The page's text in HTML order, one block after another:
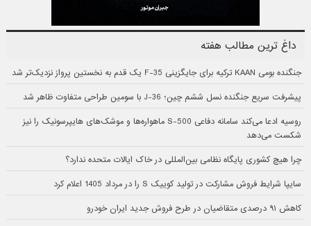
داغ ترین مطالب هفته
جنگنده بومی KAAN ترکیه برای جایگزینی F-35 یک قدم به نخستین پرواز نزدیک‌تر شد
پیشرفت سریع جنگنده نسل ششم چین؛ J-36 با سومین طراحی متفاوت ظاهر شد
روسیه ادعا می‌کند سامانه دفاعی S-500 ماهواره‌ها و موشک‌های هایپرسونیک را نیز
شکست می‌دهد
چرا هیچ کشوری پایگاه نظامی بین‌المللی در خاک ایالات متحده ندارد؟
سایپا شرایط فروش مشارکت در تولید کوییک S را در مرداد 1405 اعلام کرد
کاهش ۹۱ درصدی متقاضیان در طرح فروش جدید ایران خودرو